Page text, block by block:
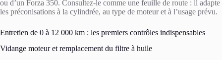
ou d’un Forza 350. Consultez-le comme une feuille de route : il adapte
les préconisations à la cylindrée, au type de moteur et à l’usage prévu.
Entretien de 0 à 12 000 km : les premiers contrôles indispensables
Vidange moteur et remplacement du filtre à huile